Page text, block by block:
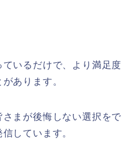
いるだけで、より満足度
あります。
まが後悔しない選択をで
しています。